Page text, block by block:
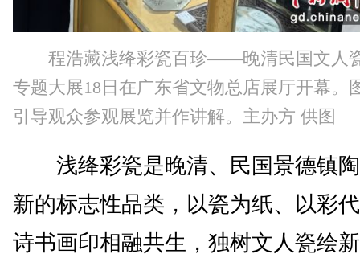
程浩藏浅绛彩瓷百珍——晚清民国文人
专题大展18日在广东省文物总店展厅开幕。
引导观众参观展览并作讲解。主办方 供图
浅绛彩瓷是晚清、民国景德镇
新的标志性品类，以瓷为纸、以彩
诗书画印相融共生，独树文人瓷绘